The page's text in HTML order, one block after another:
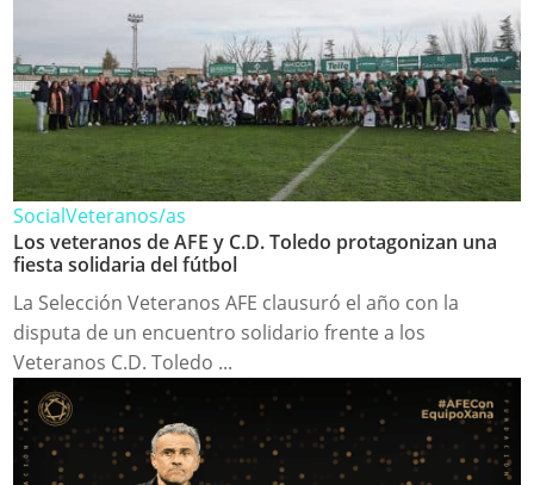
SocialVeteranos/as
Los veteranos de AFE y C.D. Toledo protagonizan una
fiesta solidaria del fútbol
La Selección Veteranos AFE clausuró el año con la
disputa de un encuentro solidario frente a los
Veteranos C.D. Toledo ...